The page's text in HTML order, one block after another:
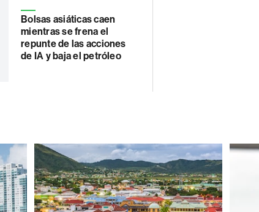
Bolsas asiáticas caen
mientras se frena el
repunte de las acciones
de IA y baja el petróleo